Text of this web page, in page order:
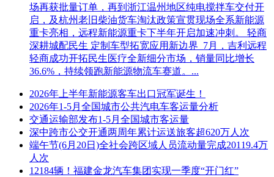
场再获批量订单，再到浙江温州地区纯电搅拌车交付开
启，及杭州老旧柴油货车淘汰政策宣贯现场全系新能源
重卡亮相，远程新能源重卡下半年开启加速冲刺。 轻商
深耕城配民生 定制车型拓宽应用新边界 7月，吉利远程
轻商成功开拓民生医疗全新细分市场，销量同比增长
36.6%，持续领跑新能源物流车赛道。...
2026年上半年新能源客车出口冠军诞生！
2026年1-5月全国城市公共汽电车客运量分析
交通运输部发布1-5月全国城市客运量
深中跨市公交开通两周年累计运送旅客超620万人次
端午节(6月20日)全社会跨区域人员流动量完成20119.4万
人次
12184辆！福建金龙汽车集团实现一季度“开门红”